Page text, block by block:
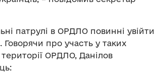
патрулі в ОРДЛО повинні увійти
про участь у таких
ОРДЛО, Данілов